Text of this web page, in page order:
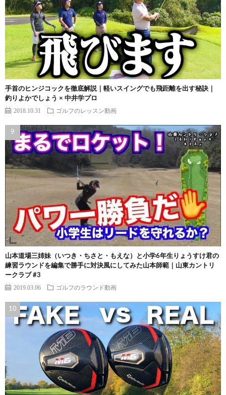
手首のヒンジコックを徹底解説｜軽いスイングでも飛距離を出す秘訣｜
釣りよかでしょう × 中井学プロ
2018.10.31 ゴルフのレッスン動画
山本道場三姉妹（いつき・ちさと・もえな）と小学6年生りょうすけ君の
練習ラウンドを編集で勝手に対決風にしてみた山本師範｜山東カントリ
ークラブ #3
2019.03.06 ゴルフのラウンド動画